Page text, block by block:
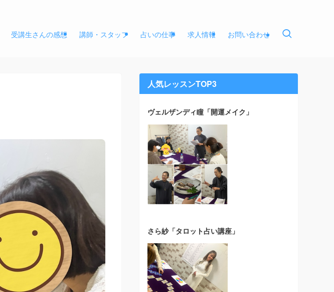
受講生さんの感想 講師・スタッフ 占いの仕事 求人情報 お問い合わせ
人気レッスンTOP3
ヴェルザンディ瞳「開運メイク」
さら紗「タロット占い講座」